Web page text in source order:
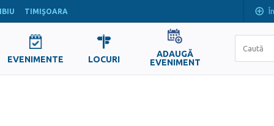
TIMIŞOARA
EVENIMENTE LOCURI
ADAUGĂ
EVENIMENT